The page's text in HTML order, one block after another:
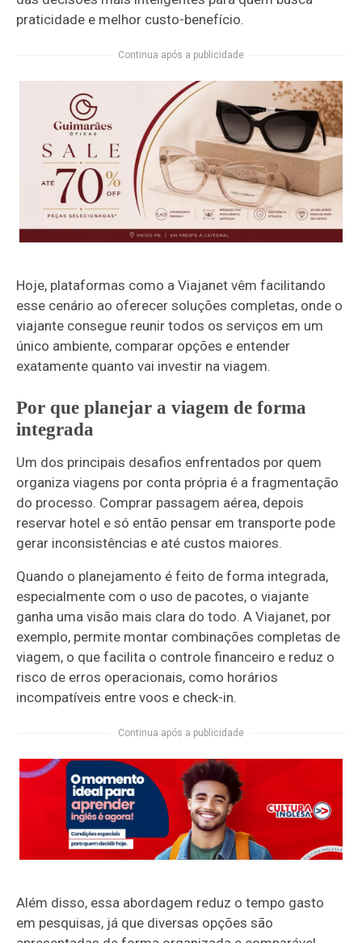
praticidade e melhor custo-benefício.
Continua após a publicidade
Hoje, plataformas como a Viajanet vêm facilitando
esse cenário ao oferecer soluções completas, onde o
viajante consegue reunir todos os serviços em um
único ambiente, comparar opções e entender
exatamente quanto vai investir na viagem.
Por que planejar a viagem de forma
integrada
Um dos principais desafios enfrentados por quem
organiza viagens por conta própria é a fragmentação
do processo. Comprar passagem aérea, depois
reservar hotel e só então pensar em transporte pode
gerar inconsistências e até custos maiores.
Quando o planejamento é feito de forma integrada,
especialmente com o uso de pacotes, o viajante
ganha uma visão mais clara do todo. A Viajanet, por
exemplo, permite montar combinações completas de
viagem, o que facilita o controle financeiro e reduz o
risco de erros operacionais, como horários
incompatíveis entre voos e check-in.
Continua após a publicidade
Além disso, essa abordagem reduz o tempo gasto
em pesquisas, já que diversas opções são